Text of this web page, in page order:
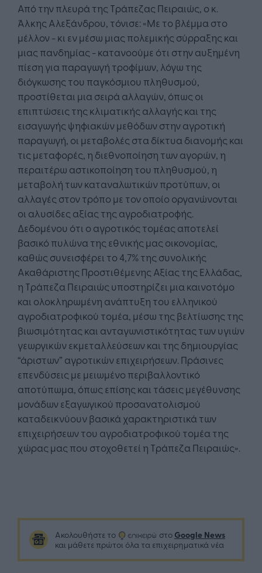
Από την πλευρά της Τράπεζας Πειραιώς, ο κ.
Άλκης Αλεξάνδρου, τόνισε: «Με το βλέμμα στο
μέλλον - κι εν μέσω μιας πολεμικής σύρραξης και
μιας πανδημίας - κατανοούμε ότι στην αυξημένη
πίεση για παραγωγή τροφίμων, λόγω της
διόγκωσης του παγκόσμιου πληθυσμού,
προστίθεται μια σειρά αλλαγών, όπως οι
επιπτώσεις της κλιματικής αλλαγής και της
εισαγωγής ψηφιακών μεθόδων στην αγροτική
παραγωγή, οι μεταβολές στα δίκτυα διανομής και
τις μεταφορές, η διεθνοποίηση των αγορών, η
περαιτέρω αστικοποίηση του πληθυσμού, η
μεταβολή των καταναλωτικών προτύπων, οι
αλλαγές στον τρόπο με τον οποίο οργανώνονται
οι αλυσίδες αξίας της αγροδιατροφής.
Δεδομένου ότι ο αγροτικός τομέας αποτελεί
βασικό πυλώνα της εθνικής μας οικονομίας,
καθώς συνεισφέρει το 4,7% της συνολικής
Ακαθάριστης Προστιθέμενης Αξίας της Ελλάδας,
η Τράπεζα Πειραιώς υποστηρίζει μια καινοτόμο
και ολοκληρωμένη ανάπτυξη του ελληνικού
αγροδιατροφικού τομέα, μέσω της βελτίωσης της
βιωσιμότητας και ανταγωνιστικότητας των υγιών
γεωργικών εκμεταλλεύσεων και της δημιουργίας
“άριστων” αγροτικών επιχειρήσεων. Πράσινες
επενδύσεις με μειωμένο περιβαλλοντικό
αποτύπωμα, όπως επίσης και τάσεις μεγέθυνσης
μονάδων εξαγωγικού προσανατολισμού
καταδεικνύουν βασικά χαρακτηριστικά των
επιχειρήσεων του αγροδιατροφικού τομέα της
χώρας μας που στοχοθετεί η Τράπεζα Πειραιώς».
Ακολουθήστε το στο Google News
και μάθετε πρώτοι όλα τα επιχειρηματικά νέα